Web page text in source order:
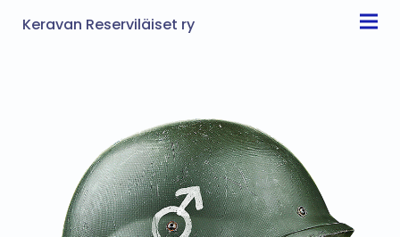
Keravan Reserviläiset ry